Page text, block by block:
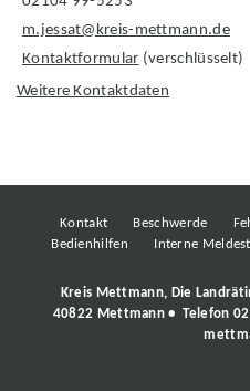
m.jessat@kreis-mettmann.de
Kontaktformular (verschlüsselt)
Weitere Kontaktdaten
Kontakt Beschwerde
Bedienhilfen
Interne
Kreis Mettmann, Die
40822 Mettmann • Telefon